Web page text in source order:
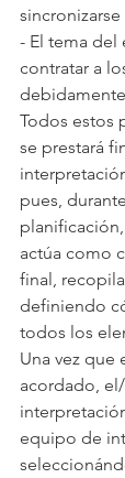
sincronizarse
- El tema del
contratar a
Todos estos
se prestará
pues,
actúa como
final,
definiendo
todos los
Una vez que
acordado,
equipo de